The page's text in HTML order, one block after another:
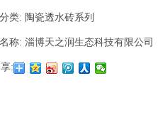
类: 陶瓷透水砖系列
称: 淄博天之润生态科技有限公司
: